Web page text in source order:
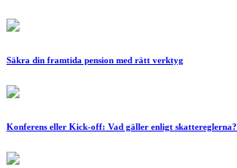
Säkra din framtida pension med rätt verktyg
Konferens eller Kick-off: Vad gäller enligt skattereglerna?